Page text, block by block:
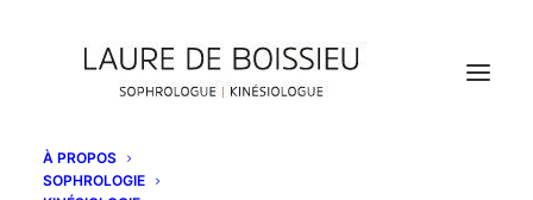
À PROPOS
SOPHROLOGIE